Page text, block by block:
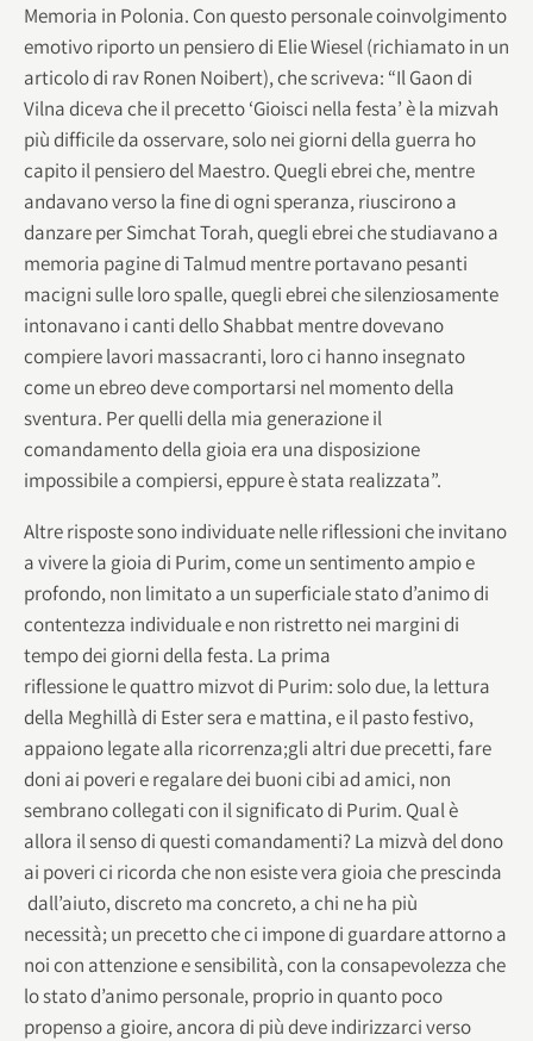
Memoria in Polonia. Con questo personale coinvolgimento
emotivo riporto un pensiero di Elie Wiesel (richiamato in un
articolo di rav Ronen Noibert), che scriveva: “Il Gaon di
Vilna diceva che il precetto ‘Gioisci nella festa’ è la mizvah
più difficile da osservare, solo nei giorni della guerra ho
capito il pensiero del Maestro. Quegli ebrei che, mentre
andavano verso la fine di ogni speranza, riuscirono a
danzare per Simchat Torah, quegli ebrei che studiavano a
memoria pagine di Talmud mentre portavano pesanti
macigni sulle loro spalle, quegli ebrei che silenziosamente
intonavano i canti dello Shabbat mentre dovevano
compiere lavori massacranti, loro ci hanno insegnato
come un ebreo deve comportarsi nel momento della
sventura. Per quelli della mia generazione il
comandamento della gioia era una disposizione
impossibile a compiersi, eppure è stata realizzata”.
Altre risposte sono individuate nelle riflessioni che invitano
a vivere la gioia di Purim, come un sentimento ampio e
profondo, non limitato a un superficiale stato d’animo di
contentezza individuale e non ristretto nei margini di
tempo dei giorni della festa. La prima
riflessione le quattro mizvot di Purim: solo due, la lettura
della Meghillà di Ester sera e mattina, e il pasto festivo,
appaiono legate alla ricorrenza;gli altri due precetti, fare
doni ai poveri e regalare dei buoni cibi ad amici, non
sembrano collegati con il significato di Purim. Qual è
allora il senso di questi comandamenti? La mizvà del dono
ai poveri ci ricorda che non esiste vera gioia che prescinda
dall’aiuto, discreto ma concreto, a chi ne ha più
necessità; un precetto che ci impone di guardare attorno a
noi con attenzione e sensibilità, con la consapevolezza che
lo stato d’animo personale, proprio in quanto poco
propenso a gioire, ancora di più deve indirizzarci verso